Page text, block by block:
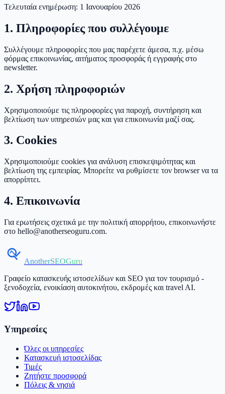
Τελευταία ενημέρωση: 1 Ιανουαρίου 2026
1. Πληροφορίες που συλλέγουμε
Συλλέγουμε πληροφορίες που μας παρέχετε άμεσα, π.χ. μέσω
φόρμας επικοινωνίας, αιτήματος προσφοράς ή εγγραφής στο
newsletter.
2. Χρήση πληροφοριών
Χρησιμοποιούμε τις πληροφορίες για παροχή, συντήρηση και
βελτίωση των υπηρεσιών μας και για επικοινωνία μαζί σας.
3. Cookies
Χρησιμοποιούμε cookies για ανάλυση επισκεψιμότητας και
βελτίωση της εμπειρίας. Μπορείτε να ρυθμίσετε τον browser να τα
απορρίπτει.
4. Επικοινωνία
Για ερωτήσεις σχετικά με την πολιτική απορρήτου, επικοινωνήστε
στο hello@anotherseoguru.com.
AnotherSEOGuru
Γραφείο κατασκευής ιστοσελίδων και SEO για τον τουρισμό -
ξενοδοχεία, ενοικίαση αυτοκινήτου, εκδρομές και travel AI.
Υπηρεσίες
Όλες οι υπηρεσίες
Κατασκευή ιστοσελίδας
Τιμές
Ζητήστε προσφορά
Πόλεις & νησιά